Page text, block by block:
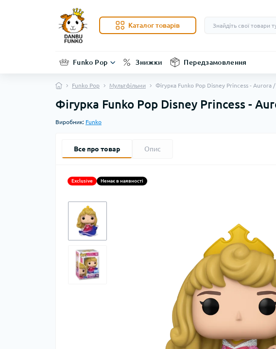
Каталог товарів
Funko Pop Знижки Передзамовлення
Funko Pop Мультфільми Фігурка Funko Pop Disney Princess -
Фігурка Funko Pop Disney Princess -
Виробник: Funko
Все про товар Опис
Exclusive Немає в наявності